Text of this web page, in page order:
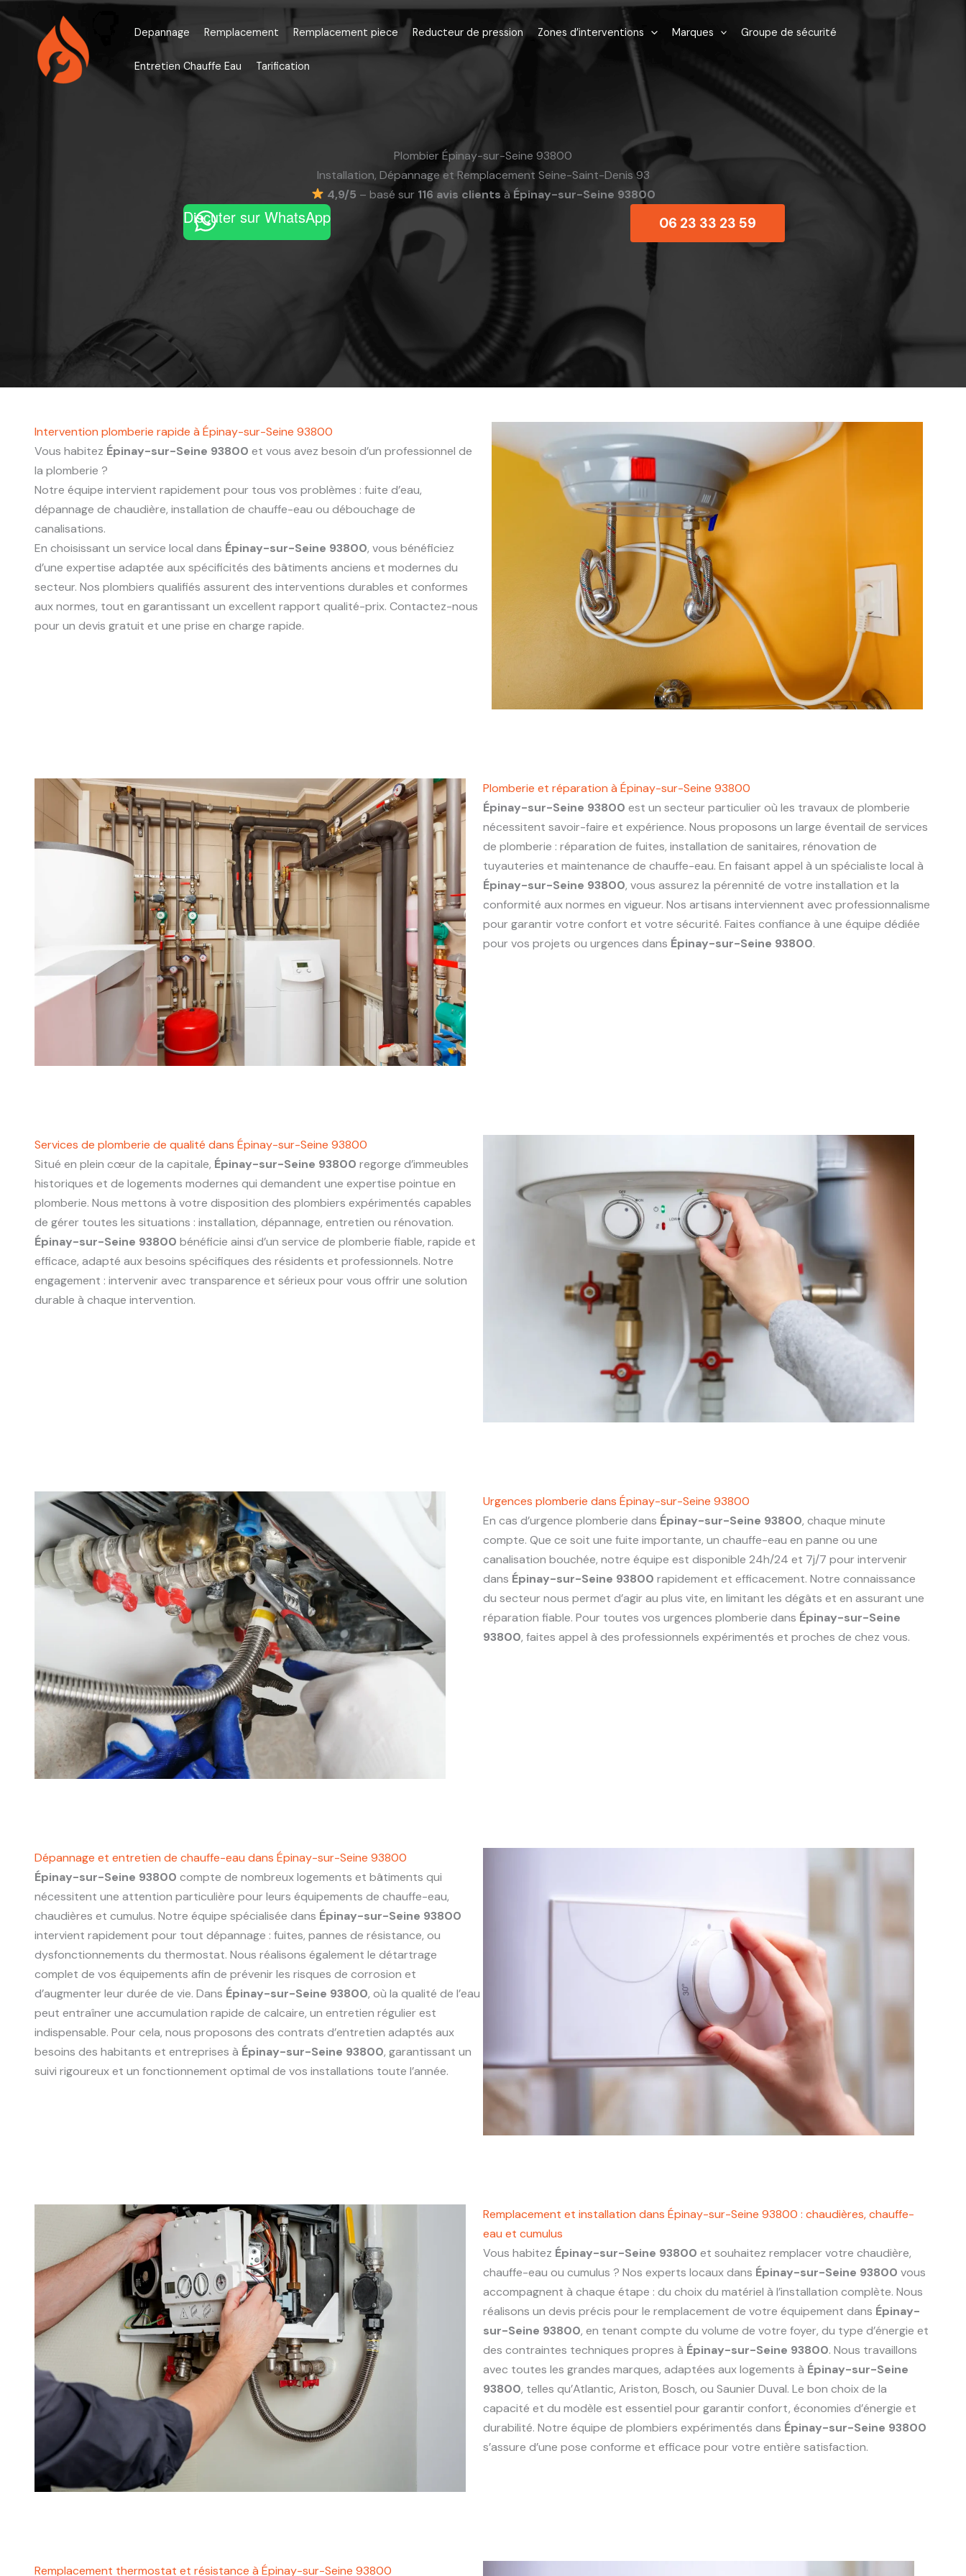
Aller
contenu
Depannage Remplacement Remplacement piece Reducteur de pression Zones d’interventions Marques Groupe de sécurité
Entretien Chauffe Eau Tarification
Plombier Épinay-sur-Seine 93800
Installation, Dépannage et Remplacement Seine-Saint-Denis 93
4,9/5 – basé sur 116 avis clients àÉpinay-sur-Seine 93800
Discuter sur WhatsApp 06 23 33 23 59
Intervention plomberie rapide à Épinay-sur-Seine 93800
Vous habitez Épinay-sur-Seine 93800 et vous avez besoin d’un professionnel de
la plomberie ?
Notre équipe intervient rapidement pour tous vos problèmes : fuite d’eau,
dépannage de chaudière, installation de chauffe-eau ou débouchage de
canalisations.
En choisissant un service local dans Épinay-sur-Seine 93800, vous bénéficiez
d’une expertise adaptée aux spécificités des bâtiments anciens et modernes du
secteur. Nos plombiers qualifiés assurent des interventions durables et conformes
aux normes, tout en garantissant un excellent rapport qualité-prix. Contactez-nous
pour un devis gratuit et une prise en charge rapide.
Plomberie et réparation à Épinay-sur-Seine 93800
Épinay-sur-Seine 93800 est un secteur particulier où les travaux de plomberie
nécessitent savoir-faire et expérience. Nous proposons un large éventail de services
de plomberie : réparation de fuites, installation de sanitaires, rénovation de
tuyauteries et maintenance de chauffe-eau. En faisant appel à un spécialiste local à
Épinay-sur-Seine 93800, vous assurez la pérennité de votre installation et la
conformité aux normes en vigueur. Nos artisans interviennent avec professionnalisme
pour garantir votre confort et votre sécurité. Faites confiance à une équipe dédiée
pour vos projets ou urgences dans Épinay-sur-Seine 93800.
Services de plomberie de qualité dans Épinay-sur-Seine 93800
Situé en plein cœur de la capitale, Épinay-sur-Seine 93800 regorge d’immeubles
historiques et de logements modernes qui demandent une expertise pointue en
plomberie. Nous mettons à votre disposition des plombiers expérimentés capables
de gérer toutes les situations : installation, dépannage, entretien ou rénovation.
Épinay-sur-Seine 93800 bénéficie ainsi d’un service de plomberie fiable, rapide et
efficace, adapté aux besoins spécifiques des résidents et professionnels. Notre
engagement : intervenir avec transparence et sérieux pour vous offrir une solution
durable à chaque intervention.
Urgences plomberie dans Épinay-sur-Seine 93800
En cas d’urgence plomberie dans Épinay-sur-Seine 93800, chaque minute
compte. Que ce soit une fuite importante, un chauffe-eau en panne ou une
canalisation bouchée, notre équipe est disponible 24h/24 et 7j/7 pour intervenir
dans Épinay-sur-Seine 93800 rapidement et efficacement. Notre connaissance
du secteur nous permet d’agir au plus vite, en limitant les dégâts et en assurant une
réparation fiable. Pour toutes vos urgences plomberie dans Épinay-sur-Seine
93800, faites appel à des professionnels expérimentés et proches de chez vous.
Dépannage et entretien de chauffe-eau dans Épinay-sur-Seine 93800
Épinay-sur-Seine 93800 compte de nombreux logements et bâtiments qui
nécessitent une attention particulière pour leurs équipements de chauffe-eau,
chaudières et cumulus. Notre équipe spécialisée dans Épinay-sur-Seine 93800
intervient rapidement pour tout dépannage : fuites, pannes de résistance, ou
dysfonctionnements du thermostat. Nous réalisons également le détartrage
complet de vos équipements afin de prévenir les risques de corrosion et
d’augmenter leur durée de vie. Dans Épinay-sur-Seine 93800, où la qualité de l’eau
peut entraîner une accumulation rapide de calcaire, un entretien régulier est
indispensable. Pour cela, nous proposons des contrats d’entretien adaptés aux
besoins des habitants et entreprises à Épinay-sur-Seine 93800, garantissant un
suivi rigoureux et un fonctionnement optimal de vos installations toute l’année.
Remplacement et installation dans Épinay-sur-Seine 93800 : chaudières, chauffe-
eau et cumulus
Vous habitez Épinay-sur-Seine 93800 et souhaitez remplacer votre chaudière,
chauffe-eau ou cumulus ? Nos experts locaux dans Épinay-sur-Seine 93800 vous
accompagnent à chaque étape : du choix du matériel à l’installation complète. Nous
réalisons un devis précis pour le remplacement de votre équipement dans Épinay-
sur-Seine 93800, en tenant compte du volume de votre foyer, du type d’énergie et
des contraintes techniques propres à Épinay-sur-Seine 93800. Nous travaillons
avec toutes les grandes marques, adaptées aux logements à Épinay-sur-Seine
93800, telles qu’Atlantic, Ariston, Bosch, ou Saunier Duval. Le bon choix de la
capacité et du modèle est essentiel pour garantir confort, économies d’énergie et
durabilité. Notre équipe de plombiers expérimentés dans Épinay-sur-Seine 93800
s’assure d’une pose conforme et efficace pour votre entière satisfaction.
Remplacement thermostat et résistance à Épinay-sur-Seine 93800